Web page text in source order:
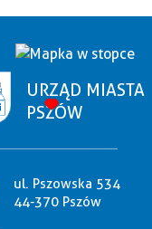
URZĄD MIASTA
PSZÓW
ul. Pszowska 534
44-370 Pszów